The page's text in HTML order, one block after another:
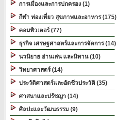
การเมืองและการปกครอง (1)
กีฬา ท่องเที่ยว สุขภาพและอาหาร (175)
คอมพิวเตอร์ (77)
ธุรกิจ เศรษฐศาสตร์และการจัดการ (14)
นวนิยาย อ่านเล่น และนิทาน (10)
วิทยาศาสตร์ (14)
ประวัติศาสตร์และอัตชีวประวัติ (35)
ศาสนาและปรัชญา (14)
ศิลปะและวัฒนธรรม (9)